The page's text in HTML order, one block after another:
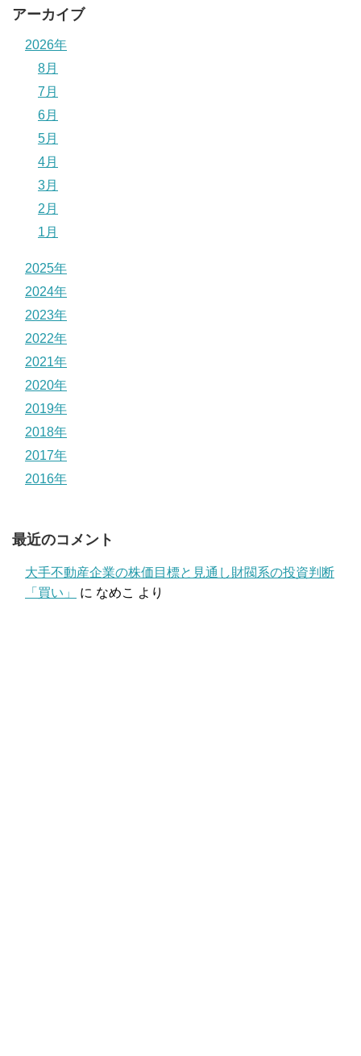
アーカイブ
2026年
8月
7月
6月
5月
4月
3月
2月
1月
2025年
2024年
2023年
2022年
2021年
2020年
2019年
2018年
2017年
2016年
最近のコメント
大手不動産企業の株価目標と見通し財閥系の投資判断
「買い」
に なめこ より